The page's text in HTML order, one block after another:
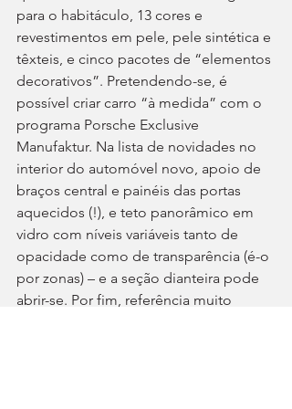
para o habitáculo, 13 cores e
revestimentos em pele, pele sintética e
têxteis, e cinco pacotes de “elementos
decorativos”. Pretendendo-se, é
possível criar carro “à medida” com o
programa Porsche Exclusive
Manufaktur. Na lista de novidades no
interior do automóvel novo, apoio de
braços central e painéis das portas
aquecidos (!), e teto panorâmico em
vidro com níveis variáveis tanto de
opacidade como de transparência (é-o
por zonas) – e a seção dianteira pode
abrir-se. Por fim, referência muito